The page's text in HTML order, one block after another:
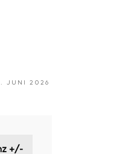
JUNI 2026
+/-